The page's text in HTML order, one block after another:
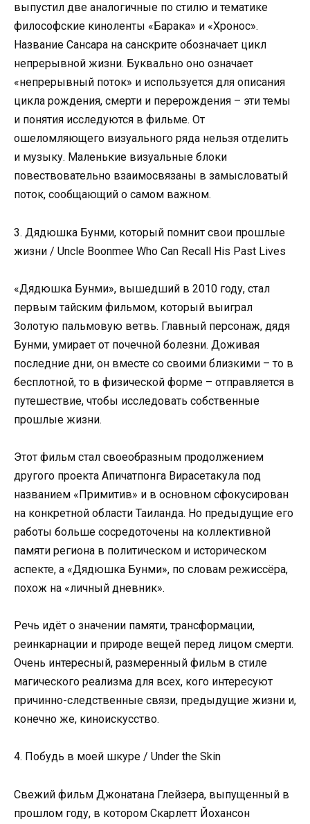
выпустил две аналогичные по стилю и тематике
философские киноленты «Барака» и «Хронос».
Название Сансара на санскрите обозначает цикл
непрерывной жизни. Буквально оно означает
«непрерывный поток» и используется для описания
цикла рождения, смерти и перерождения – эти темы
и понятия исследуются в фильме. От
ошеломляющего визуального ряда нельзя отделить
и музыку. Маленькие визуальные блоки
повествовательно взаимосвязаны в замысловатый
поток, сообщающий о самом важном.
3. Дядюшка Бунми, который помнит свои прошлые
жизни / Uncle Boonmee Who Can Recall His Past Lives
«Дядюшка Бунми», вышедший в 2010 году, стал
первым тайским фильмом, который выиграл
Золотую пальмовую ветвь. Главный персонаж, дядя
Бунми, умирает от почечной болезни. Доживая
последние дни, он вместе со своими близкими – то в
бесплотной, то в физической форме – отправляется в
путешествие, чтобы исследовать собственные
прошлые жизни.
Этот фильм стал своеобразным продолжением
другого проекта Апичатпонга Вирасетакула под
названием «Примитив» и в основном сфокусирован
на конкретной области Таиланда. Но предыдущие его
работы больше сосредоточены на коллективной
памяти региона в политическом и историческом
аспекте, а «Дядюшка Бунми», по словам режиссёра,
похож на «личный дневник».
Речь идёт о значении памяти, трансформации,
реинкарнации и природе вещей перед лицом смерти.
Очень интересный, размеренный фильм в стиле
магического реализма для всех, кого интересуют
причинно-следственные связи, предыдущие жизни и,
конечно же, киноискусство.
4. Побудь в моей шкуре / Under the Skin
Свежий фильм Джонатана Глейзера, выпущенный в
прошлом году, в котором Скарлетт Йохансон